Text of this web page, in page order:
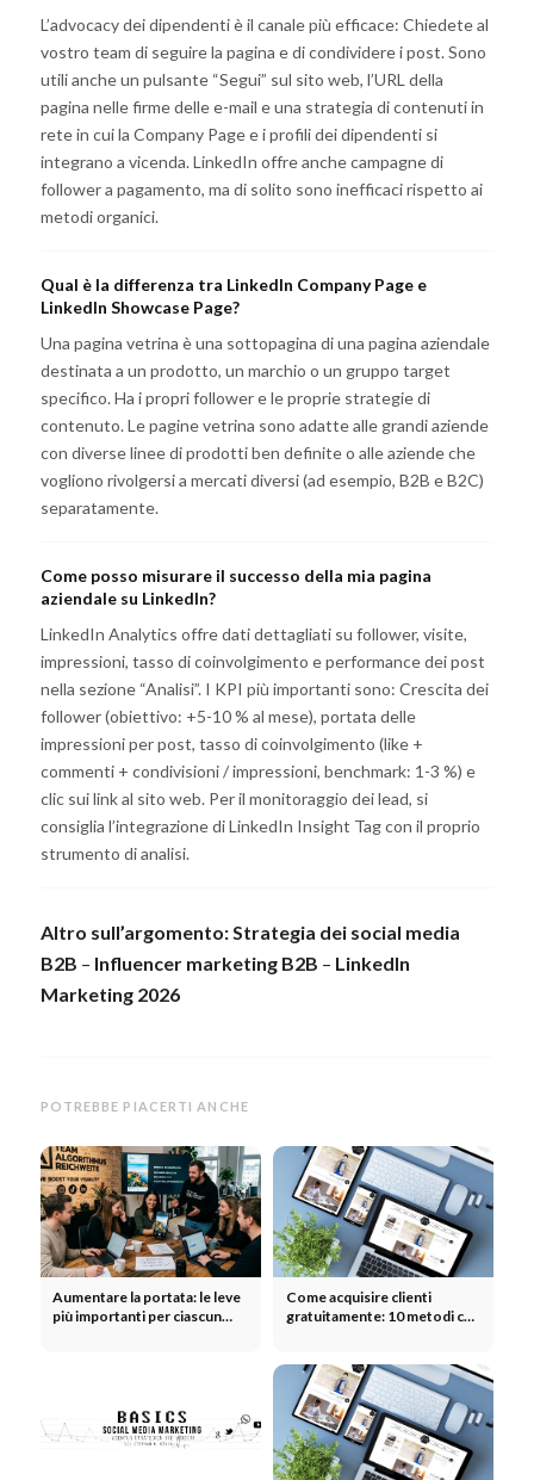
L’advocacy dei dipendenti è il canale più efficace: Chiedete al
vostro team di seguire la pagina e di condividere i post. Sono
utili anche un pulsante “Segui” sul sito web, l’URL della
pagina nelle firme delle e-mail e una strategia di contenuti in
rete in cui la Company Page e i profili dei dipendenti si
integrano a vicenda. LinkedIn offre anche campagne di
follower a pagamento, ma di solito sono inefficaci rispetto ai
metodi organici.
Qual è la differenza tra LinkedIn Company Page e
LinkedIn Showcase Page?
Una pagina vetrina è una sottopagina di una pagina aziendale
destinata a un prodotto, un marchio o un gruppo target
specifico. Ha i propri follower e le proprie strategie di
contenuto. Le pagine vetrina sono adatte alle grandi aziende
con diverse linee di prodotti ben definite o alle aziende che
vogliono rivolgersi a mercati diversi (ad esempio, B2B e B2C)
separatamente.
Come posso misurare il successo della mia pagina
aziendale su LinkedIn?
LinkedIn Analytics offre dati dettagliati su follower, visite,
impressioni, tasso di coinvolgimento e performance dei post
nella sezione “Analisi”. I KPI più importanti sono: Crescita dei
follower (obiettivo: +5-10 % al mese), portata delle
impressioni per post, tasso di coinvolgimento (like +
commenti + condivisioni / impressioni, benchmark: 1-3 %) e
clic sui link al sito web. Per il monitoraggio dei lead, si
consiglia l’integrazione di LinkedIn Insight Tag con il proprio
strumento di analisi.
Altro sull’argomento:Strategia dei social media
B2B – Influencer marketing B2B – LinkedIn
Marketing 2026
POTREBBE PIACERTI ANCHE
Aumentare la portata: le leve
più importanti per ciascun
Come acquisire clienti
gratuitamente: 10 metodi che